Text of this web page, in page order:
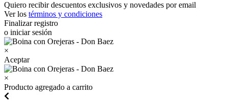
Quiero recibir descuentos exclusivos y novedades por email
Ver los términos y condiciones
Finalizar registro
o iniciar sesión
×
Aceptar
×
Producto agregado a carrito